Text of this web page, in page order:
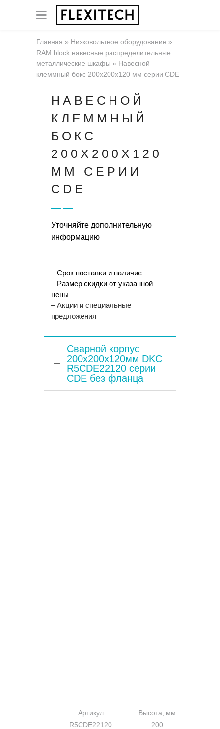
Главная » Низковольтное оборудование »
RAM block навесные распределительные
металлические шкафы » Навесной
клеммный бокс 200x200x120 мм серии CDE
НАВЕСНОЙ
КЛЕММНЫЙ
БОКС
200X200X120
ММ СЕРИИ
CDE
Уточняйте дополнительную
информацию
– Срок поставки и наличие
– Размер скидки от указанной
цены
– Акции и специальные
предложения
Сварной корпус
200x200x120мм DKC
R5CDE22120 серии
CDE без фланца
Артикул Высота, мм
R5CDE22120
200